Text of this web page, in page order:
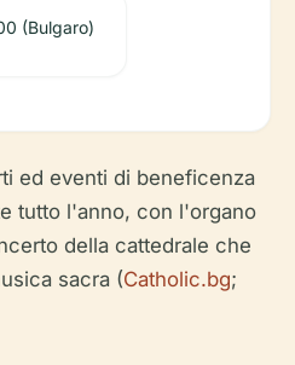
(Bulgaro)
ed eventi di beneficenza
tutto l'anno, con l'organo
della cattedrale che
sacra (Catholic.bg;